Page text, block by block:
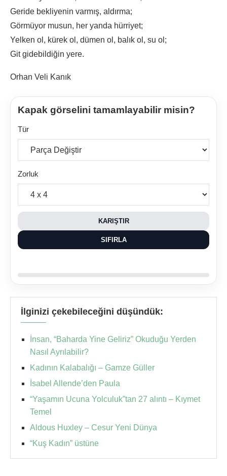
Geride bekliyenin varmış, aldırma;
Görmüyor musun, her yanda hürriyet;
Yelken ol, kürek ol, dümen ol, balık ol, su ol;
Git gidebildiğin yere.
Orhan Veli Kanık
Kapak görselini tamamlayabilir misin?
Tür
Zorluk
KARIŞTIR
SIFIRLA
İlginizi çekebileceğini düşündük:
İnsan, “Baharda Yine Geliriz” Okuduğu Yerden
Nasıl Ayrılabilir?
Kadının Kalabalığı – Gamze Güller
İsabel Allende’den Paula
“Yaşamın Ucuna Yolculuk”tan 27 alıntı – Kıymet
Temel
Aldous Huxley – Cesur Yeni Dünya
“Kuş Kadın” üstüne